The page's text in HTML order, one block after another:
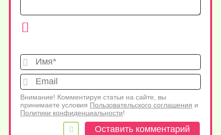
Имя*
Внимание! Комментируя статьи на сайте, вы
принимаете условия Пользовательского соглашения и
Политики конфиденциальности!